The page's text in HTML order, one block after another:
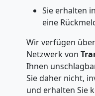
Sie erhalten
eine
Wir verfügen
Netzwerk von
Ihnen
Sie daher nicht,
und erhalten Sie